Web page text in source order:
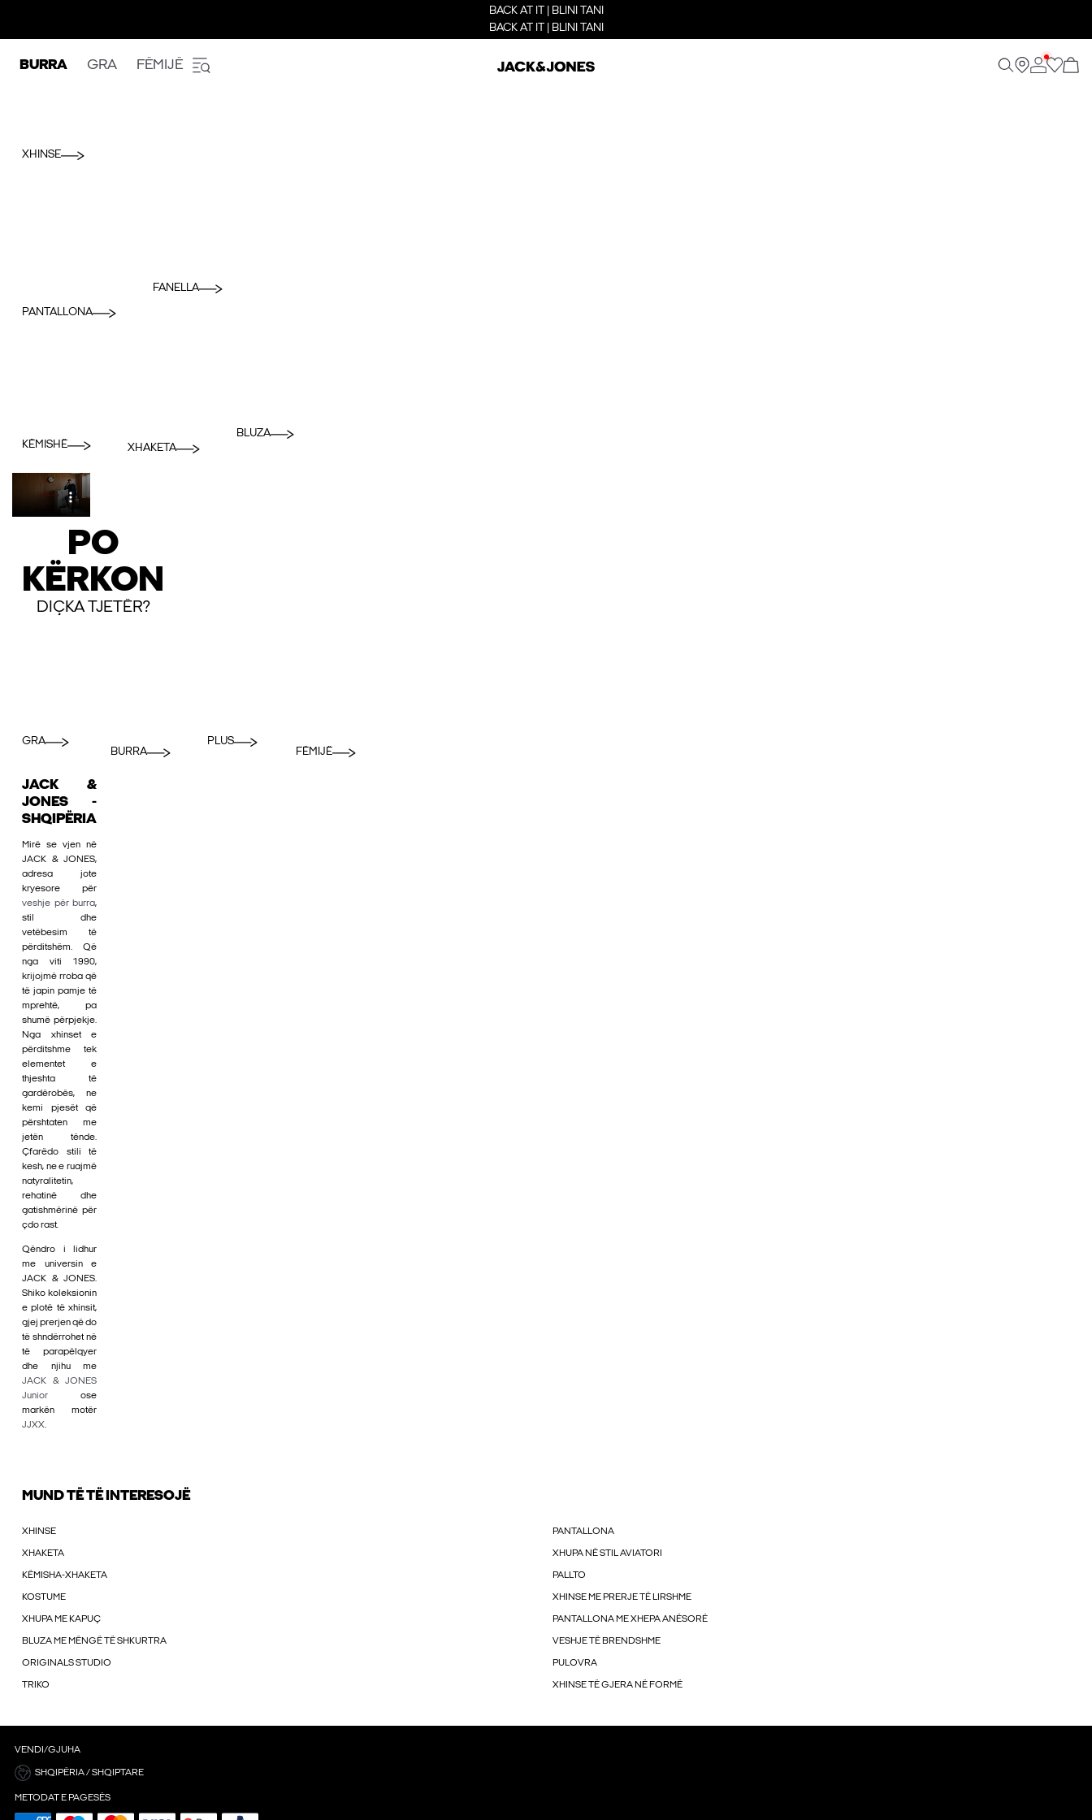
BACK AT IT | BLINI TANI
BACK AT IT | BLINI TANI
BURRA GRA FËMIJË
XHINSE
PANTALLONA
FANELLA
KËMISHË XHAKETA
BLUZA
PO
KËRKON
DIÇKA TJETËR?
GRA
BURRA
PLUS
FËMIJË
JACK &
JONES -
SHQIPËRIA
Mirë se vjen në
JACK & JONES,
adresa jote
kryesore për
veshje për burra,
stil dhe
vetëbesim të
përditshëm. Që
nga viti 1990,
krijojmë rroba që
të japin pamje të
mprehtë, pa
shumë përpjekje.
Nga xhinset e
përditshme tek
elementet e
thjeshta të
gardërobës, ne
kemi pjesët që
përshtaten me
jetën tënde.
Çfarëdo stili të
kesh, ne e ruajmë
natyralitetin,
rehatinë dhe
gatishmërinë për
çdo rast.
Qëndro i lidhur
me universin e
JACK & JONES.
Shiko koleksionin
e plotë të xhinsit,
gjej prerjen që do
të shndërrohet në
të parapëlqyer
dhe njihu me
JACK & JONES
Junior ose
markën motër
JJXX.
MUND TË TË INTERESOJË
XHINSE PANTALLONA
XHAKETA XHUPA NË STIL AVIATORI
KËMISHA-XHAKETA PALLTO
KOSTUME XHINSE ME PRERJE TË LIRSHME
XHUPA ME KAPUÇ PANTALLONA ME XHEPA ANËSORË
BLUZA ME MËNGË TË SHKURTRA VESHJE TË BRENDSHME
ORIGINALS STUDIO PULOVRA
TRIKO XHINSE TË GJERA NË FORMË
VENDI/GJUHA
SHQIPËRIA / SHQIPTARE
METODAT E PAGESËS